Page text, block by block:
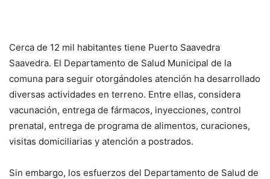
Cerca de 12 mil habitantes tiene Puerto Saavedra
Saavedra. El Departamento de Salud Municipal de la
comuna para seguir otorgándoles atención ha desarrollado
diversas actividades en terreno. Entre ellas, considera
vacunación, entrega de fármacos, inyecciones, control
prenatal, entrega de programa de alimentos, curaciones,
visitas domiciliarias y atención a postrados.
Sin embargo, los esfuerzos del Departamento de Salud de